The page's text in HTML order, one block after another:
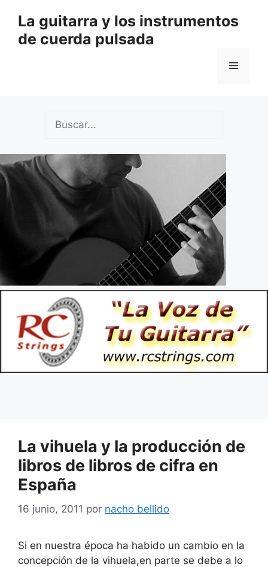
contenido
La guitarra y los instrumentos
de cuerda pulsada
Menú
La vihuela y la producción de
libros de libros de cifra en
España
16 junio, 2011 por nacho bellido
Si en nuestra época ha habido un cambio en la
concepción de la vihuela,en parte se debe a lo